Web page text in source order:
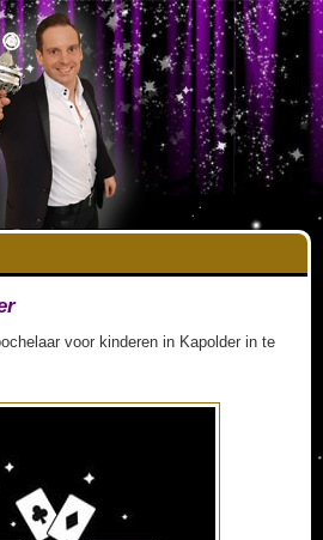
voor kinderen in Kapolder in te